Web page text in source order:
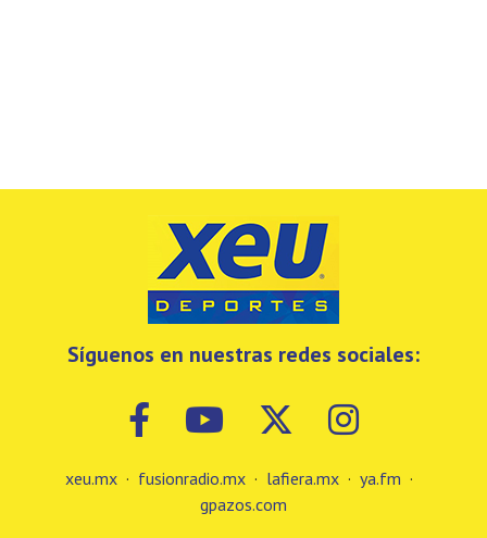
Síguenos en nuestras redes sociales:
xeu.mx · fusionradio.mx · lafiera.mx · ya.fm ·
gpazos.com